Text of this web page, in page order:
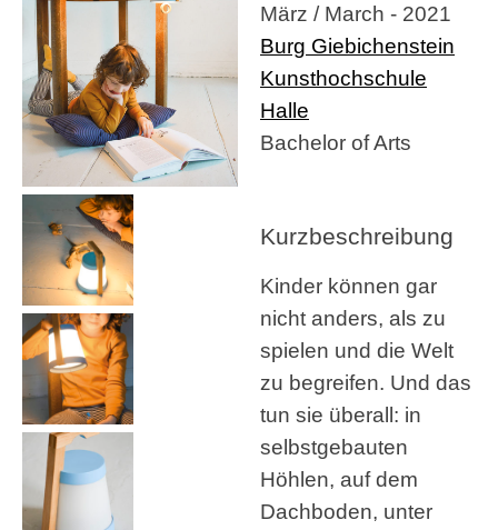
März / March - 2021
Burg Giebichenstein
Kunsthochschule
Halle
Bachelor of Arts
Kurzbeschreibung
Kinder können gar
nicht anders, als zu
spielen und die Welt
zu begreifen. Und das
tun sie überall: in
selbstgebauten
Höhlen, auf dem
Dachboden, unter